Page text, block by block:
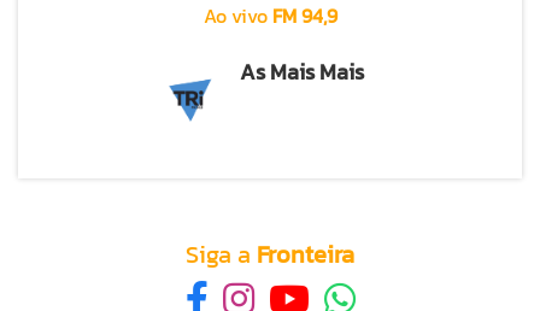
Ao vivo FM 94,9
As Mais Mais
Siga a Fronteira